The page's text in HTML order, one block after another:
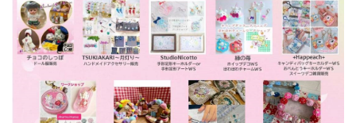
和食 わんぱく 福島ローカルグル
メ
温泉 体験 名所
フィットネス・や
せたい
鍼灸・整体・リラ
クゼーション
まつ毛サロン
インテリア 食品・酒 生活を彩るモノ
趣味・スキルアッ 保育園・こども園 子どもの習い事・
塾